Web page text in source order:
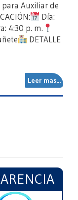
para Auxiliar de
Día:
4:30 p. m.
DETALLE
Leer mas...